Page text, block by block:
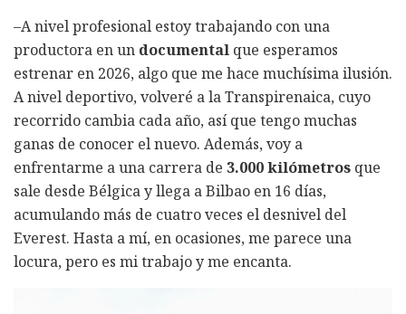
–A nivel profesional estoy trabajando con una
productora en un documental que esperamos
estrenar en 2026, algo que me hace muchísima ilusión.
A nivel deportivo, volveré a la Transpirenaica, cuyo
recorrido cambia cada año, así que tengo muchas
ganas de conocer el nuevo. Además, voy a
enfrentarme a una carrera de 3.000 kilómetros que
sale desde Bélgica y llega a Bilbao en 16 días,
acumulando más de cuatro veces el desnivel del
Everest. Hasta a mí, en ocasiones, me parece una
locura, pero es mi trabajo y me encanta.